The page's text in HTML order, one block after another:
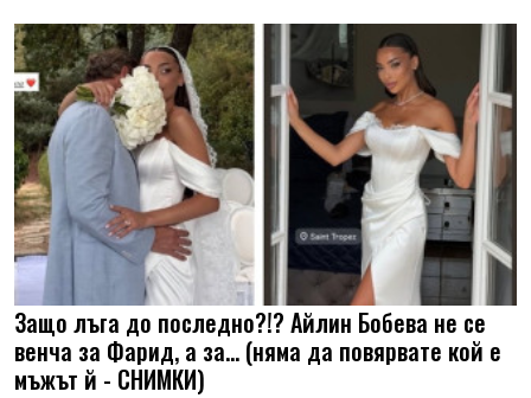
Защо лъга до последно?!? Айлин Бобева не се
венча за Фарид, а за... (няма да повярвате кой е
мъжът й - СНИМКИ)